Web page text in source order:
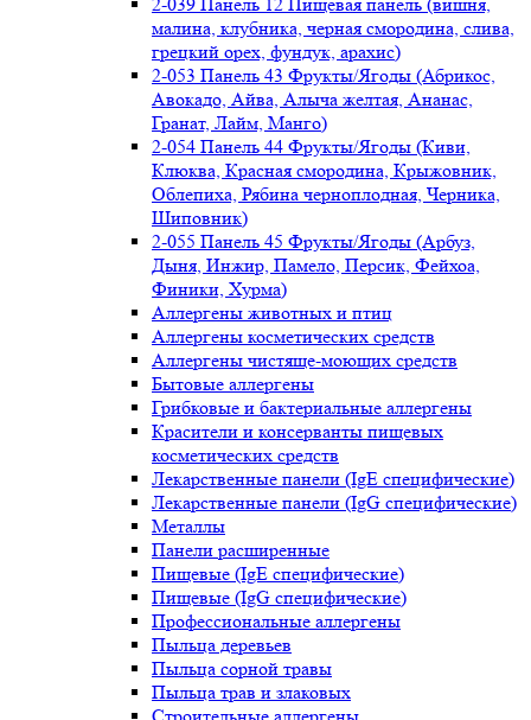
малина, клубника, черная смородина, слива,
грецкий орех, фундук, арахис)
2-053 Панель 43 Фрукты/Ягоды (Абрикос,
Авокадо, Айва, Алыча желтая, Ананас,
Гранат, Лайм, Манго)
2-054 Панель 44 Фрукты/Ягоды (Киви,
Клюква, Красная смородина, Крыжовник,
Облепиха, Рябина черноплодная, Черника,
Шиповник)
2-055 Панель 45 Фрукты/Ягоды (Арбуз,
Дыня, Инжир, Памело, Персик, Фейхоа,
Финики, Хурма)
Аллергены животных и птиц
Аллергены косметических средств
Аллергены чистяще-моющих средств
Бытовые аллергены
Грибковые и бактериальные аллергены
Красители и консерванты пищевых
косметических средств
Лекарственные панели (IgE специфические)
Лекарственные панели (IgG специфические)
Металлы
Панели расширенные
Пищевые (IgE специфические)
Пищевые (IgG специфические)
Профессиональные аллергены
Пыльца деревьев
Пыльца сорной травы
Пыльца трав и злаковых